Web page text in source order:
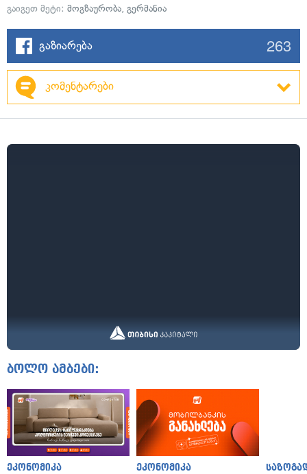
გაიგეთ მეტი: მოგზაურობა, გერმანია
გაზიარება 263
კომენტარები
ბოლო ამბები:
ეკონომიკა ეკონომიკა